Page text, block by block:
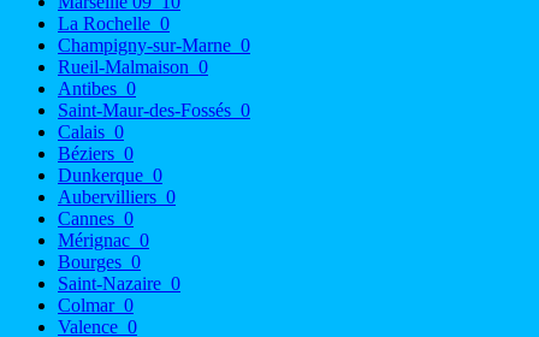
La Rochelle 0
Champigny-sur-Marne 0
Rueil-Malmaison 0
Antibes 0
Saint-Maur-des-Fossés 0
Calais 0
Béziers 0
Dunkerque 0
Aubervilliers 0
Cannes 0
Mérignac 0
Bourges 0
Saint-Nazaire 0
Colmar 0
Valence 0